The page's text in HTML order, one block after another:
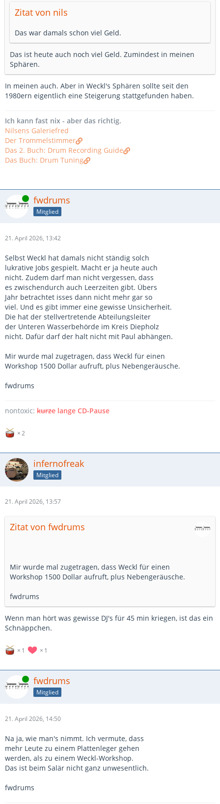
Zitat von nils
Das war damals schon viel Geld.
Das ist heute auch noch viel Geld. Zumindest in meinen
Sphären.
In meinen auch. Aber in Weckl's Sphären sollte seit den
1980ern eigentlich eine Steigerung stattgefunden haben.
Ich kann fast nix - aber das richtig.
Nilsens Galeriefred
Der Trommelstimmer
Das 2. Buch: Drum Recording Guide
Das Buch: Drum Tuning
Online fwdrums
Mitglied
21. April 2026, 13:42
Selbst Weckl hat damals nicht ständig solch
lukrative Jobs gespielt. Macht er ja heute auch
nicht. Zudem darf man nicht vergessen, dass
es zwischendurch auch Leerzeiten gibt. Übers
Jahr betrachtet isses dann nicht mehr gar so
viel. Und es gibt immer eine gewisse Unsicherheit.
Die hat der stellvertretende Abteilungsleiter
der Unteren Wasserbehörde im Kreis Diepholz
nicht. Dafür darf der halt nicht mit Paul abhängen.
Mir wurde mal zugetragen, dass Weckl für einen
Workshop 1500 Dollar aufruft, plus Nebengeräusche.
fwdrums
nontoxic: kurze lange CD-Pause
2
infernofreak
Mitglied
21. April 2026, 13:57
Zitat von fwdrums
Mir wurde mal zugetragen, dass Weckl für einen
Workshop 1500 Dollar aufruft, plus Nebengeräusche.
fwdrums
Wenn man hört was gewisse DJ's für 45 min kriegen, ist das ein
Schnäppchen.
1 1
Online fwdrums
Mitglied
21. April 2026, 14:50
Na ja, wie man's nimmt. Ich vermute, dass
mehr Leute zu einem Plattenleger gehen
werden, als zu einem Weckl-Workshop.
Das ist beim Salär nicht ganz unwesentlich.
fwdrums